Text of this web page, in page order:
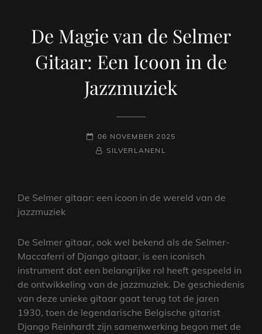
De Magie van de Selmer
Gitaar: Een Icoon in de
Jazzmuziek
GEPLAATST
OP
06 NOVEMBER 2025
NAAMREGEL
BYLINE
SILVERLANENL
De Selmer gitaar: een icoon in de wereld van de
jazzmuziek
De Selmer gitaar, ook wel bekend als de Selmer-
Maccaferri of Django gitaar, is een iconisch
instrument dat een belangrijke rol heeft gespeeld in
de ontwikkeling van de jazzmuziek. De geschiedenis
van deze unieke gitaar gaat terug tot de jaren
1930, toen de legendarische Belgische gitarist
Django Reinhardt zijn samenwerking begon met de